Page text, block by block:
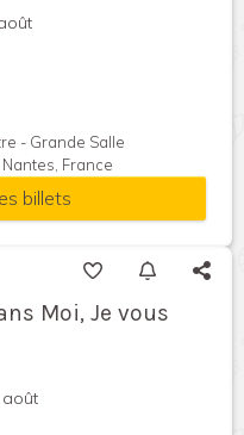
- Grande Salle
France
billets
Moi, Je vous